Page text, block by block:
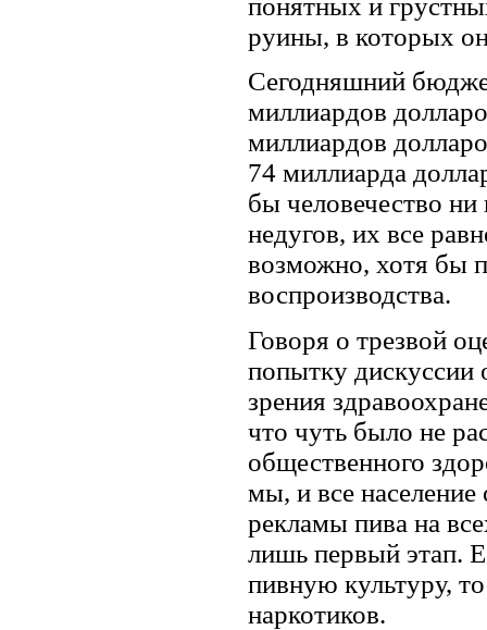
понятных и
руины, в которых
Сегодняшний
миллиардов
миллиардов
74 миллиарда
бы человечество
недугов, их все
возможно, хотя бы
воспроизводства.
Говоря о трезвой
попытку дискуссии
зрения
что чуть было не
общественного
мы, и все население
рекламы пива на
лишь первый этап.
пивную культуру,
наркотиков.